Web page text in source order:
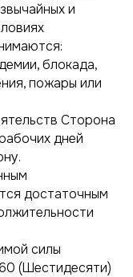
и
блокада,
пожары или
Сторона
дней
достаточным
силы
(Шестидесяти)